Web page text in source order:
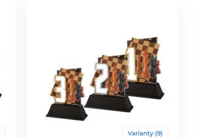
Varianty (9)